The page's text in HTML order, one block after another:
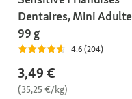
Dentaires, Mini Adulte
99 g
4.6 (204)
3,49 €
(35,25 €/kg)